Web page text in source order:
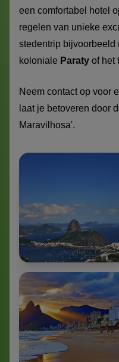
een comfortabel hotel
regelen van unieke
stedentrip bijvoorbeeld
koloniale Paraty of het
Neem contact op voor
laat je betoveren door
Maravilhosa'.